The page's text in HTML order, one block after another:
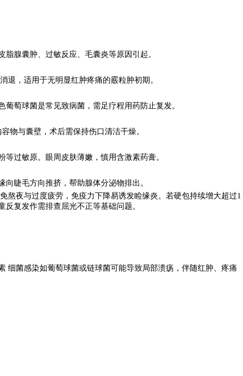
腺囊肿、过敏反应、毛囊炎等原因引起。
，适用于无明显红肿疼痛的霰粒肿初期。
萄球菌是常见致病菌，需足疗程用药防止复发。
物与囊壁，术后需保持伤口清洁干燥。
过敏原。眼周皮肤薄嫩，慎用含激素药膏。
睫毛方向推挤，帮助腺体分泌物排出。
熬夜与过度疲劳，免疫力下降易诱发睑缘炎。若硬包持续增大超过1
复发作需排查屈光不正等基础问题。
细菌感染如葡萄球菌或链球菌可能导致局部溃疡，伴随红肿、疼痛